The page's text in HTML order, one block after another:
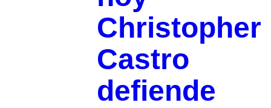
Christopher
Castro
defiende